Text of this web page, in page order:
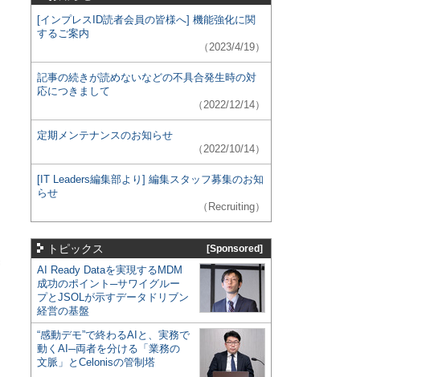
[インプレスID読者会員の皆様へ] 機能強化に関
するご案内
（2023/4/19）
記事の続きが読めないなどの不具合発生時の対
応につきまして
（2022/12/14）
定期メンテナンスのお知らせ
（2022/10/14）
[IT Leaders編集部より] 編集スタッフ募集のお知
らせ
（Recruiting）
トピックス [Sponsored]
AI Ready Dataを実現するMDM
成功のポイント─サワイグルー
プとJSOLが示すデータドリブン
経営の基盤
“感動デモ”で終わるAIと、実務で
動くAI─両者を分ける「業務の
文脈」とCelonisの管制塔